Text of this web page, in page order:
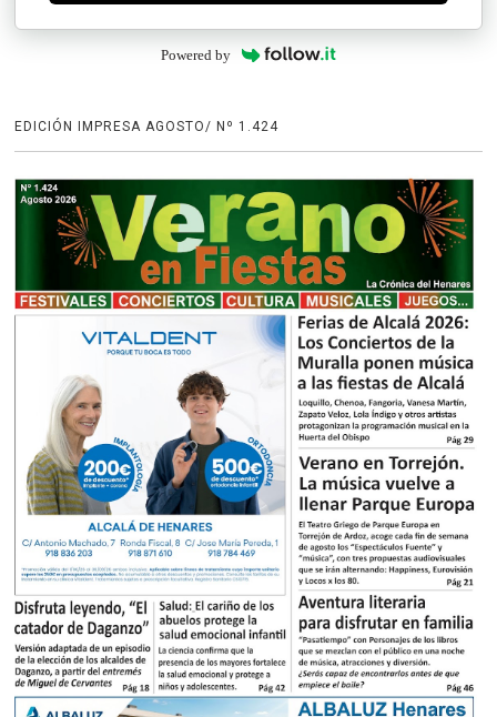
Powered by
EDICIÓN IMPRESA AGOSTO/ Nº 1.424